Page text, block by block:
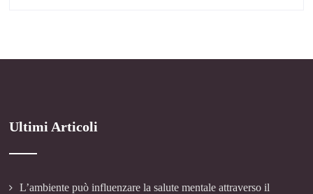
Ultimi Articoli
L’ambiente può influenzare la salute mentale attraverso il